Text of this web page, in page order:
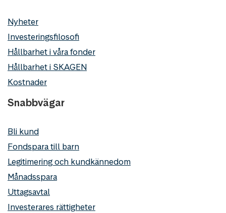
Nyheter
Investeringsfilosofi
Hållbarhet i våra fonder
Hållbarhet i SKAGEN
Kostnader
Snabbvägar
Bli kund
Fondspara till barn
Legitimering och kundkännedom
Månadsspara
Uttagsavtal
Investerares rättigheter